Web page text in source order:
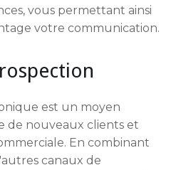
vous permettant ainsi
votre communication.
est un moyen
de nouveaux clients et
En combinant
canaux de